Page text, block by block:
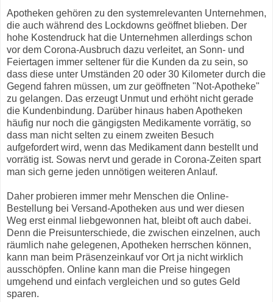
Apotheken gehören zu den systemrelevanten Unternehmen,
die auch während des Lockdowns geöffnet blieben. Der
hohe Kostendruck hat die Unternehmen allerdings schon
vor dem Corona-Ausbruch dazu verleitet, an Sonn- und
Feiertagen immer seltener für die Kunden da zu sein, so
dass diese unter Umständen 20 oder 30 Kilometer durch die
Gegend fahren müssen, um zur geöffneten "Not-Apotheke"
zu gelangen. Das erzeugt Unmut und erhöht nicht gerade
die Kundenbindung. Darüber hinaus haben Apotheken
häufig nur noch die gängigsten Medikamente vorrätig, so
dass man nicht selten zu einem zweiten Besuch
aufgefordert wird, wenn das Medikament dann bestellt und
vorrätig ist. Sowas nervt und gerade in Corona-Zeiten spart
man sich gerne jeden unnötigen weiteren Anlauf.
Daher probieren immer mehr Menschen die Online-
Bestellung bei Versand-Apotheken aus und wer diesen
Weg erst einmal liebgewonnen hat, bleibt oft auch dabei.
Denn die Preisunterschiede, die zwischen einzelnen, auch
räumlich nahe gelegenen, Apotheken herrschen können,
kann man beim Präsenzeinkauf vor Ort ja nicht wirklich
ausschöpfen. Online kann man die Preise hingegen
umgehend und einfach vergleichen und so gutes Geld
sparen.